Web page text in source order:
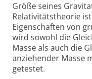
Größe seines
Relativitäts­theorie
Eigenschaften von
wird sowohl die
Masse als auch die
anziehender Masse
getestet.